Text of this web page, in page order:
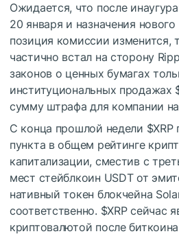
Ожидается, что после
20 января и назначения нового
позиция комиссии изменится,
частично встал на сторону
законов о ценных бумагах
институциональных продажах
сумму штрафа для компании
С конца прошлой недели $XRP
пункта в общем рейтинге
капитализации, сместив с
мест стейблкоин USDT от
нативный токен блокчейна
соответственно. $XRPсейчас
криптовалютой после